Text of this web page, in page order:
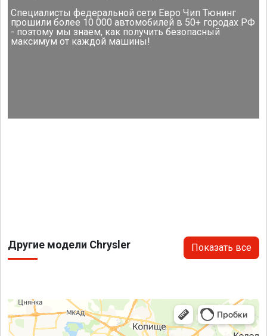
Специалисты федеральной сети Евро Чип Тюнинг
прошили более 10 000 автомобилей в 50+ городах РФ
- поэтому мы знаем, как получить безопасный
максимум от каждой машины!
Другие модели Chrysler Показать все